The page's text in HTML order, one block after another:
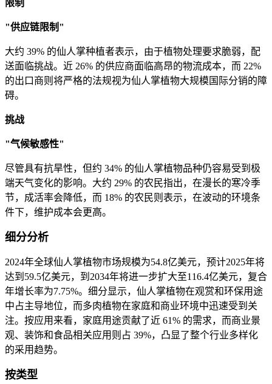
限制
"供应链限制"
大约 39% 的仙人掌种植者表示，由于植物处理要求脆弱，配
送面临挑战。近 26% 的供应商面临高昂的物流成本，而 22%
的出口商则将严格的法规视为仙人掌植物大规模国际分销的障
碍。
挑战
"气候敏感性"
尽管具有抗旱性，但约 34% 的仙人掌植物品种仍容易受到极
端天气变化的影响。大约 29% 的农民指出，在漫长的寒冷季
节，成活率会降低，而 18% 的农民则表示，在波动的环境条
件下，维护成本会更高。
细分分析
2024年全球仙人掌植物市场规模为54.8亿美元，预计2025年将
达到59.5亿美元，到2034年将进一步扩大至116.4亿美元，复合
年增长率为7.75%。细分显示，仙人掌植物在观赏和环保用途
中占主导地位，而多肉植物在家庭和商业环境中迅速受到关
注。按应用来看，家庭用途贡献了近 61% 的需求，而商业景
观、装饰和食品相关应用则占 39%，凸显了整个行业多样化
的采用趋势。
按类型